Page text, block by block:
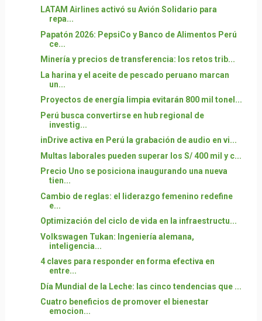
LATAM Airlines activó su Avión Solidario para
repa...
Papatón 2026: PepsiCo y Banco de Alimentos Perú
ce...
Minería y precios de transferencia: los retos trib...
La harina y el aceite de pescado peruano marcan
un...
Proyectos de energía limpia evitarán 800 mil tonel...
Perú busca convertirse en hub regional de
investig...
inDrive activa en Perú la grabación de audio en vi...
Multas laborales pueden superar los S/ 400 mil y c...
Precio Uno se posiciona inaugurando una nueva
tien...
Cambio de reglas: el liderazgo femenino redefine
e...
Optimización del ciclo de vida en la infraestructu...
Volkswagen Tukan: Ingeniería alemana,
inteligencia...
4 claves para responder en forma efectiva en
entre...
Día Mundial de la Leche: las cinco tendencias que ...
Cuatro beneficios de promover el bienestar
emocion...